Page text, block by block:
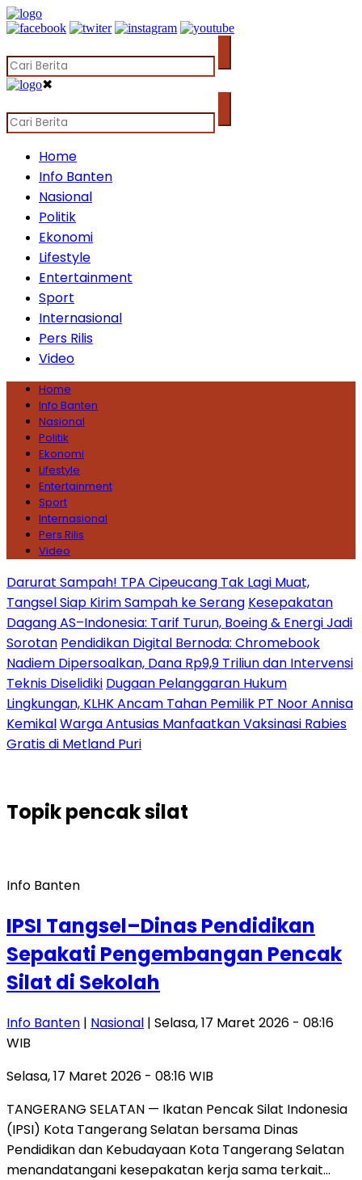
✖
Home
Info Banten
Nasional
Politik
Ekonomi
Lifestyle
Entertainment
Sport
Internasional
Pers Rilis
Video
Home
Info Banten
Nasional
Politik
Ekonomi
Lifestyle
Entertainment
Sport
Internasional
Pers Rilis
Video
Darurat Sampah! TPA Cipeucang Tak Lagi Muat,
Tangsel Siap Kirim Sampah ke Serang Kesepakatan
Dagang AS–Indonesia: Tarif Turun, Boeing & Energi Jadi
Sorotan Pendidikan Digital Bernoda: Chromebook
Nadiem Dipersoalkan, Dana Rp9,9 Triliun dan Intervensi
Teknis Diselidiki Dugaan Pelanggaran Hukum
Lingkungan, KLHK Ancam Tahan Pemilik PT Noor Annisa
KemikalWarga Antusias Manfaatkan Vaksinasi Rabies
Gratis di Metland Puri
Topikpencak silat
Info Banten
IPSI Tangsel–Dinas Pendidikan
Sepakati Pengembangan Pencak
Silat di Sekolah
Info Banten | Nasional | Selasa, 17 Maret 2026 - 08:16
WIB
Selasa, 17 Maret 2026 - 08:16 WIB
TANGERANG SELATAN — Ikatan Pencak Silat Indonesia
(IPSI) Kota Tangerang Selatan bersama Dinas
Pendidikan dan Kebudayaan Kota Tangerang Selatan
menandatangani kesepakatan kerja sama terkait…